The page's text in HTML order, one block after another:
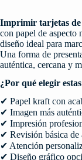
Imprimir tarjetas de
con papel de aspecto
diseño ideal para
Una forma de
auténtica, cercana y
¿Por qué elegir
✔ Papel kraft con
✔ Imagen más
✔ Impresión
✔ Revisión básica de
✔ Atención
✔ Diseño gráfico